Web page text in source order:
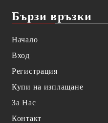
Бързи връзки
Начало
Вход
Регистрация
Купи на изплащане
За Нас
Контакт